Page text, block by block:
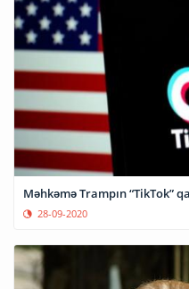
Məhkəmə Trampın “TikTok”
28-09-2020